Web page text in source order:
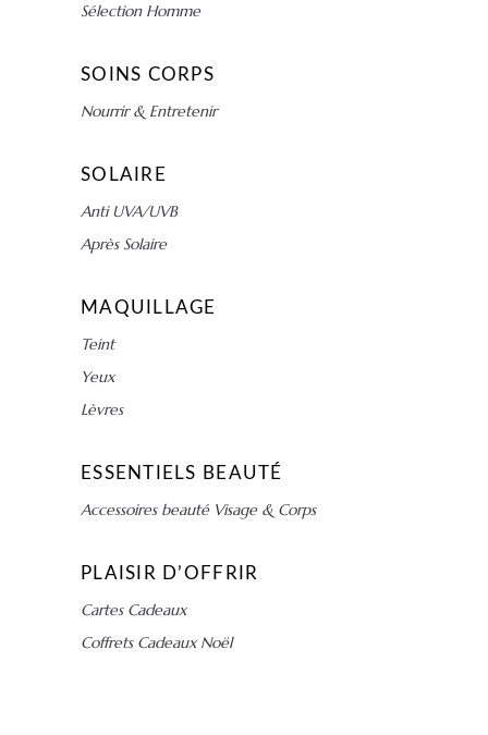
Sélection Homme
SOINS CORPS
Nourrir & Entretenir
SOLAIRE
Anti UVA/UVB
Après Solaire
MAQUILLAGE
Teint
Yeux
Lèvres
ESSENTIELS BEAUTÉ
Accessoires beauté Visage & Corps
PLAISIR D’OFFRIR
Cartes Cadeaux
Coffrets Cadeaux Noël